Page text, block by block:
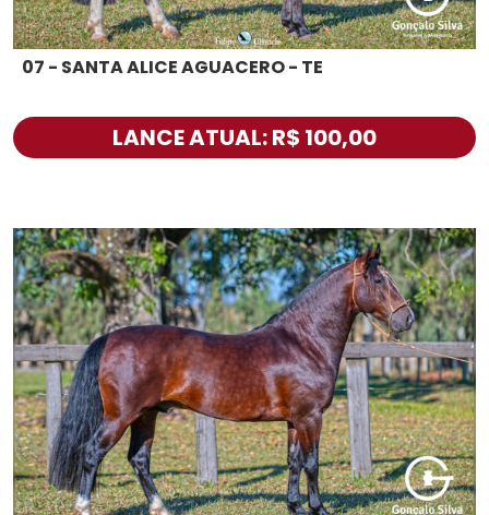
07 - SANTA ALICE AGUACERO - TE
LANCE ATUAL: R$ 100,00